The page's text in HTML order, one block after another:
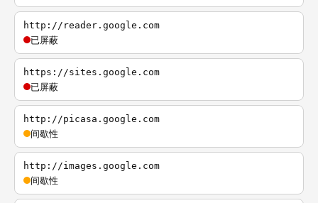
http://reader.google.com
已屏蔽
https://sites.google.com
已屏蔽
http://picasa.google.com
间歇性
http://images.google.com
间歇性